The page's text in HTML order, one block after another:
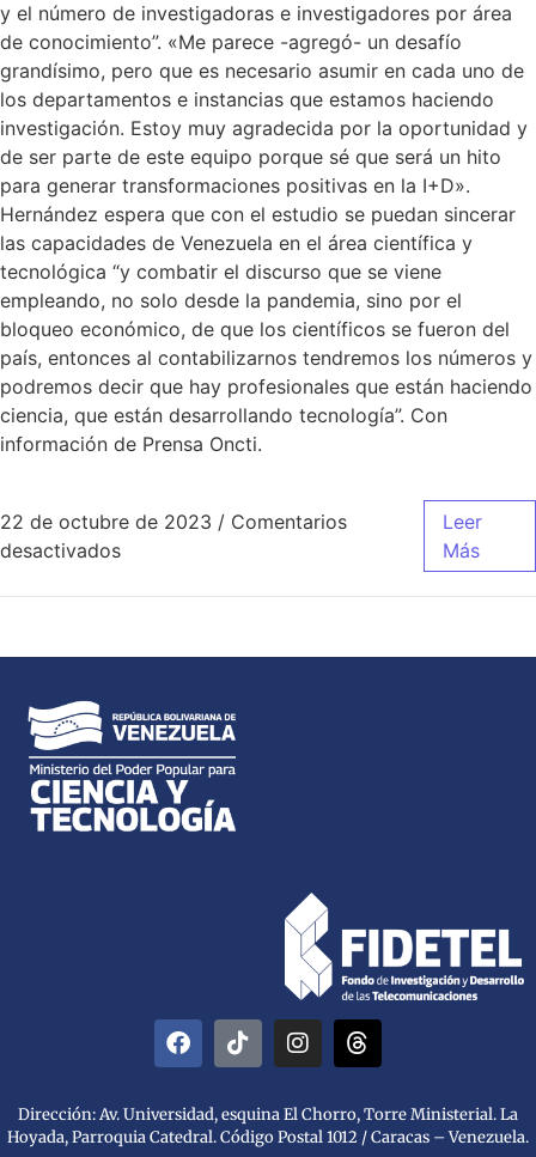
y el número de investigadoras e investigadores por área
de conocimiento”. «Me parece -agregó- un desafío
grandísimo, pero que es necesario asumir en cada uno de
los departamentos e instancias que estamos haciendo
investigación. Estoy muy agradecida por la oportunidad y
de ser parte de este equipo porque sé que será un hito
para generar transformaciones positivas en la I+D».
Hernández espera que con el estudio se puedan sincerar
las capacidades de Venezuela en el área científica y
tecnológica “y combatir el discurso que se viene
empleando, no solo desde la pandemia, sino por el
bloqueo económico, de que los científicos se fueron del
país, entonces al contabilizarnos tendremos los números y
podremos decir que hay profesionales que están haciendo
ciencia, que están desarrollando tecnología”. Con
información de Prensa Oncti.
22 de octubre de 2023 / Comentarios
desactivados
Leer
Más
Dirección: Av. Universidad, esquina El Chorro, Torre Ministerial. La
Hoyada, Parroquia Catedral. Código Postal 1012 / Caracas – Venezuela.